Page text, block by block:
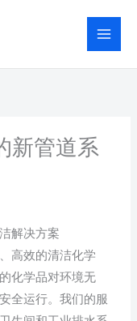
新管道系
解决方案
高效的清洁化学
化学品对环境无
全运行。我们的服